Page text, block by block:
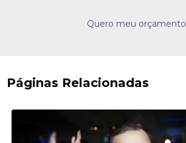
Quero meu orçamento
Páginas Relacionadas